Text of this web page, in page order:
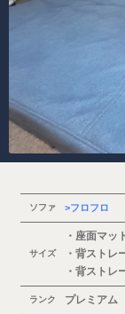
ソファ フロフロ
サイズ
・座面マッ
・背ストレ
・背ストレ
ランク プレミアム